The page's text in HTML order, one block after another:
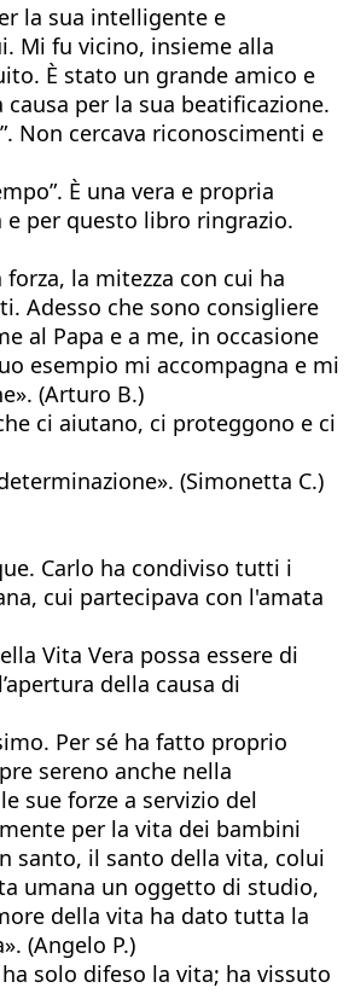
la sua intelligente e
Mi fu vicino, insieme alla
È stato un grande amico e
per la sua beatificazione.
Non cercava riconoscimenti e
È una vera e propria
per questo libro ringrazio.
la mitezza con cui ha
Adesso che sono consigliere
al Papa e a me, in occasione
esempio mi accompagna e mi
(Arturo B.)
ci aiutano, ci proteggono e ci
(Simonetta C.)
Carlo ha condiviso tutti i
cui partecipava con l'amata
Vita Vera possa essere di
della causa di
Per sé ha fatto proprio
sereno anche nella
sue forze a servizio del
per la vita dei bambini
santo, il santo della vita, colui
umana un oggetto di studio,
della vita ha dato tutta la
(Angelo P.)
solo difeso la vita; ha vissuto